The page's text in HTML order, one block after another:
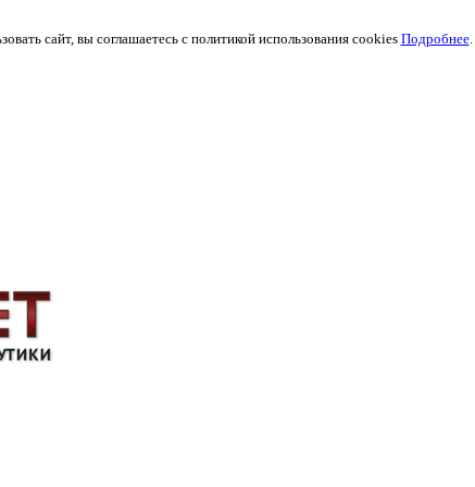
сайт, вы соглашаетесь с политикой использования cookies Подробнее.